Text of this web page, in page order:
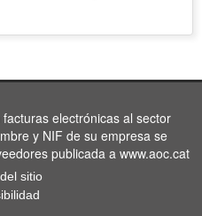
electrónicas al sector
y NIF de su empresa se
publicada a www.aoc.cat
sitio